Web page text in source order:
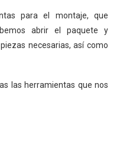
para el montaje, que
abrir el paquete y
necesarias, así como
las herramientas que nos